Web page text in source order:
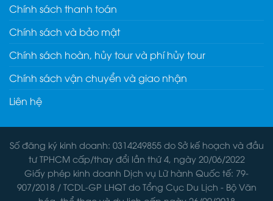
Chính sách thanh toán
Chính sách và bảo mật
Chính sách hoàn, hủy tour và phí hủy tour
Chính sách vận chuyển và giao nhận
Liên hệ
Số đăng ký kinh doanh: 0314249855 do Sở kế hoạch và đầu
tư TPHCM cấp/thay đổi lần thứ 4, ngày 20/06/2022
Giấy phép kinh doanh Dịch vụ Lữ hành Quốc tế: 79-
907/2018 / TCDL-GP LHQT do Tổng Cục Du Lịch - Bộ Văn